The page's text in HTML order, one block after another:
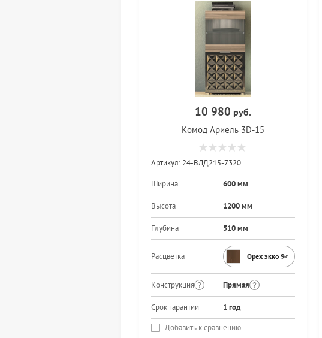
10 980 руб.
Комод Ариель 3D-15
Артикул: 24-ВЛД215-7320
Ширина 600 мм
Высота 1200 мм
Глубина 510 мм
Расцветка Орех экко 9459PR
Конструкция Прямая
Срок гарантии
1 год
Добавить к сравнению